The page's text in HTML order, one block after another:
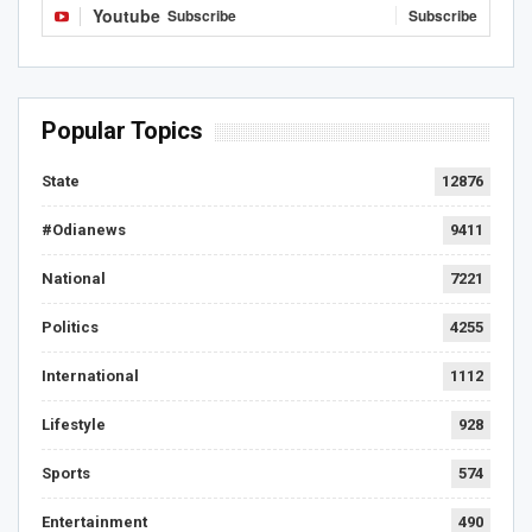
Youtube Subscribe Subscribe
Popular Topics
State 12876
#Odianews 9411
National 7221
Politics 4255
International 1112
Lifestyle 928
Sports 574
Entertainment 490